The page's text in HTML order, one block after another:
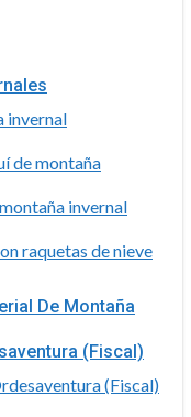
invernal
de montaña
invernal
raquetas de nieve
De Montaña
(Fiscal)
(Fiscal)